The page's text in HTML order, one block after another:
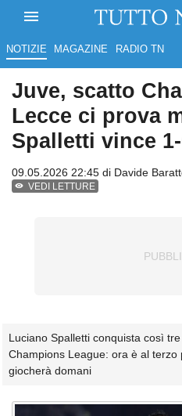
NOTIZIE MAGAZINE RADIO TN
Juve, scatto
Lecce ci prova
Spalletti vince
09.05.2026 22:45 di Davide
VEDI LETTURE
Luciano Spalletti conquista così
Champions League: ora è al terzo
giocherà domani